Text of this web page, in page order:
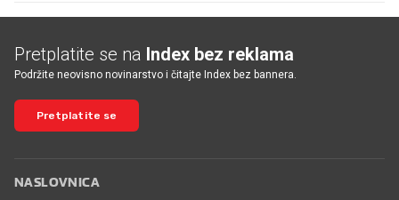
Pretplatite se na Index bez reklama
Podržite neovisno novinarstvo i čitajte Index bez bannera.
Pretplatite se
NASLOVNICA